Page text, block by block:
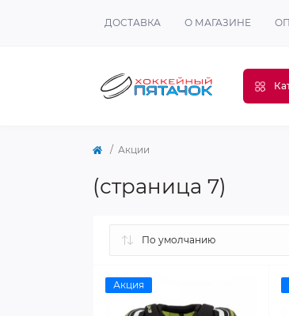
ДОСТАВКА О МАГАЗИНЕ
Акции
(страница 7)
Акция